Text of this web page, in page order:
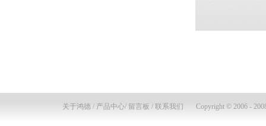
关于鸿德 / 产品中心/ 留言板 / 联系我们 Copyright © 2006 - 2008